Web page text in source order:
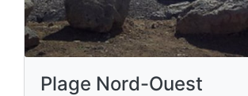
Plage Nord-Ouest